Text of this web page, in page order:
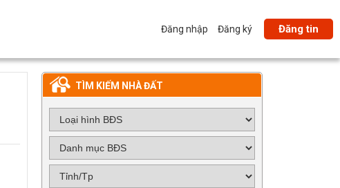
Đăng nhập Đăng ký Đăng tin
TÌM KIẾM NHÀ ĐẤT